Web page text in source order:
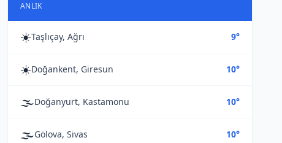
ANLIK
☀️Taşlıçay, Ağrı 9°
☀️Doğankent, Giresun 10°
🌫️Doğanyurt, Kastamonu 10°
🌫️Gölova, Sivas 10°